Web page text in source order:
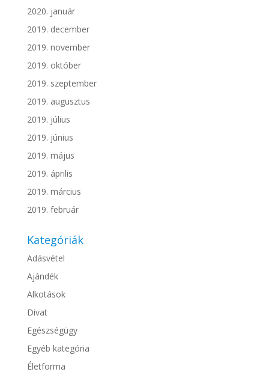
2020. január
2019. december
2019. november
2019. október
2019. szeptember
2019. augusztus
2019. július
2019. június
2019. május
2019. április
2019. március
2019. február
Kategóriák
Adásvétel
Ajándék
Alkotások
Divat
Egészségügy
Egyéb kategória
Életforma